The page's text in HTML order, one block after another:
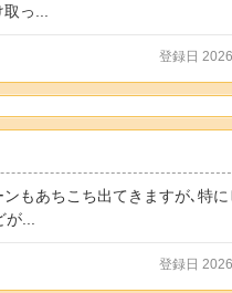
っ...
登録日
もあちこち出てきますが､特
...
登録日